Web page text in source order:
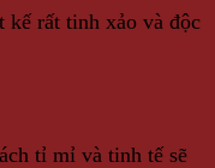
kế rất tinh xảo và độc
tỉ mỉ và tinh tế sẽ